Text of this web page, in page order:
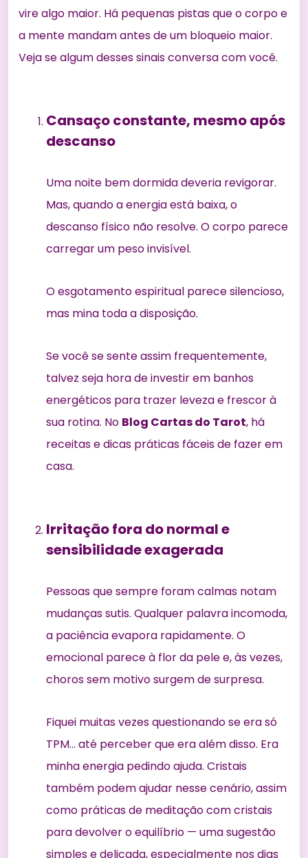
vire algo maior. Há pequenas pistas que o corpo e
a mente mandam antes de um bloqueio maior.
Veja se algum desses sinais conversa com você.
Cansaço constante, mesmo após
descanso
Uma noite bem dormida deveria revigorar.
Mas, quando a energia está baixa, o
descanso físico não resolve. O corpo parece
carregar um peso invisível.
O esgotamento espiritual parece silencioso,
mas mina toda a disposição.
Se você se sente assim frequentemente,
talvez seja hora de investir em banhos
energéticos para trazer leveza e frescor à
sua rotina. No Blog Cartas do Tarot, há
receitas e dicas práticas fáceis de fazer em
casa.
Irritação fora do normal e
sensibilidade exagerada
Pessoas que sempre foram calmas notam
mudanças sutis. Qualquer palavra incomoda,
a paciência evapora rapidamente. O
emocional parece à flor da pele e, às vezes,
choros sem motivo surgem de surpresa.
Fiquei muitas vezes questionando se era só
TPM… até perceber que era além disso. Era
minha energia pedindo ajuda. Cristais
também podem ajudar nesse cenário, assim
como práticas de meditação com cristais
para devolver o equilíbrio — uma sugestão
simples e delicada, especialmente nos dias